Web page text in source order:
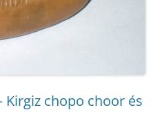
Kirgiz chopo choor és